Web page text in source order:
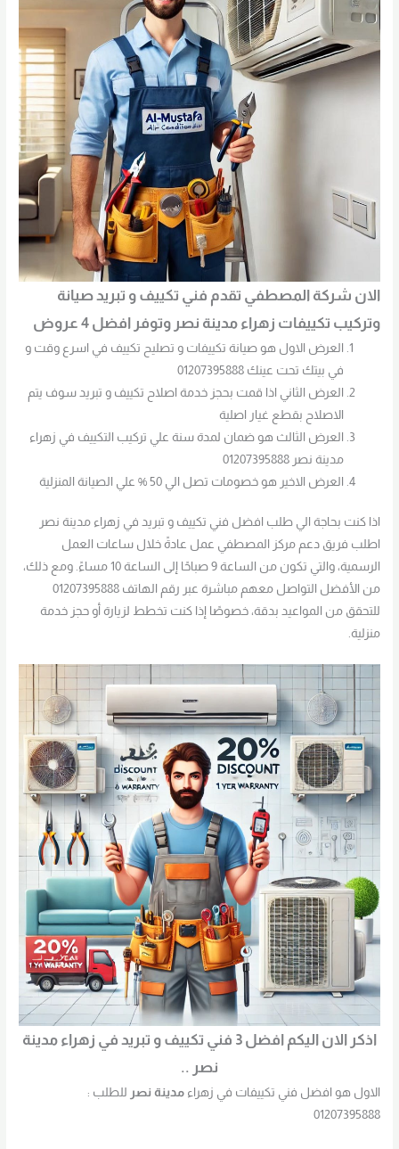
الان شركة المصطفي تقدم فني تكييف و تبريد صيانة
وتركيب تكييفات زهراء مدينة نصر وتوفر افضل 4 عروض
العرض الاول هو صيانة تكييفات و تصليح تكييف في اسرع وقت و
في بيتك تحت عينك 01207395888
العرض الثاني اذا قمت بحجز خدمة اصلاح تكييف و تبريد سوف يتم
الاصلاح بقطع غيار اصلية
العرض الثالث هو ضمان لمدة سنة علي تركيب التكييف في زهراء
مدينة نصر 01207395888
العرض الاخير هو خصومات تصل الي 50 % علي الصيانة المنزلية
اذا كنت بحاجة الي طلب افضل فني تكييف و تبريد في زهراء مدينة نصر
اطلب فريق دعم مركز المصطفي عمل عادةً خلال ساعات العمل
الرسمية، والتي تكون من الساعة 9 صباحًا إلى الساعة 10 مساءً. ومع ذلك،
من الأفضل التواصل معهم مباشرة عبر رقم الهاتف 01207395888
للتحقق من المواعيد بدقة، خصوصًا إذا كنت تخطط لزيارة أو حجز خدمة
منزلية.
اذكر الان اليكم افضل 3 فني تكييف و تبريد في زهراء مدينة
نصر ..
الاول هو افضل فني تكييفات في زهراءمدينة نصر للطلب :
01207395888